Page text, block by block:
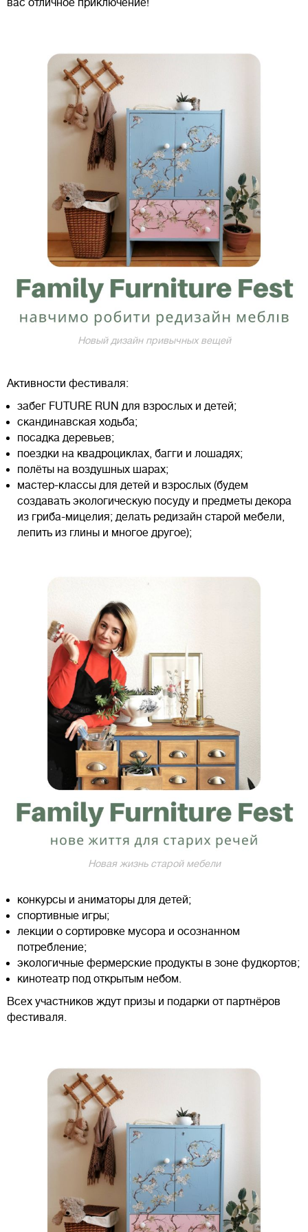
вас отличное приключение!
Новый дизайн привычных вещей
Активности фестиваля:
забег FUTURE RUN для взрослых и детей;
скандинавская ходьба;
посадка деревьев;
поездки на квадроциклах, багги и лошадях;
полёты на воздушных шарах;
мастер-классы для детей и взрослых (будем
создавать экологическую посуду и предметы декора
из гриба-мицелия; делать редизайн старой мебели,
лепить из глины и многое другое);
Новая жизнь старой мебели
конкурсы и аниматоры для детей;
спортивные игры;
лекции о сортировке мусора и осознанном
потребление;
экологичные фермерские продукты в зоне фудкортов;
кинотеатр под открытым небом.
Всех участников ждут призы и подарки от партнёров
фестиваля.